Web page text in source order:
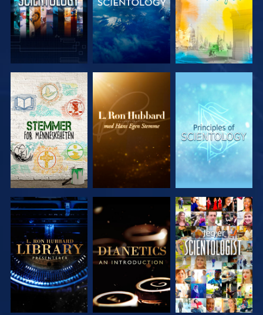
UTFORSK
SERIEN
UTFORSK
SERIEN
UTFORSK
SERIEN
UTFORSK
SERIEN
UTFORSK
SERIEN
SE